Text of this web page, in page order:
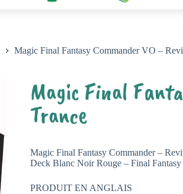
Magic Final Fantasy Commander VO –
Magic Final
Trance
Magic Final Fantasy Commander –
Deck Blanc Noir Rouge – Final
PRODUIT EN ANGLAIS